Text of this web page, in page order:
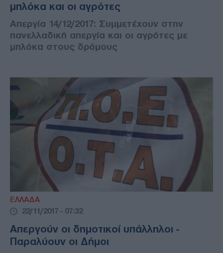
μπλόκα και οι αγρότες
Απεργία 14/12/2017: Συμμετέχουν στην
πανελλαδική απεργία και οι αγρότες με
μπλόκα στους δρόμους
ΕΛΛΑΔΑ
22/11/2017 - 07:32
Απεργούν οι δημοτικοί υπάλληλοι -
Παραλύουν οι Δήμοι